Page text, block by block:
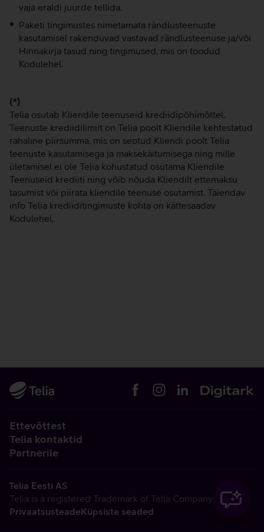
vaja eraldi juurde tellida.
Paketi tingimustes nimetamata rändlusteenuste
kasutamisel rakenduvad vastavad rändlusteenuse ja/või
Hinnakirja tasud ning tingimused, mis on toodud
Kodulehel.
(*)
Telia osutab Kliendile teenuseid krediidipõhimõttel.
Teenuste krediidilimiit on Telia poolt Kliendile kehtestatud
rahaline piirsumma, mis on seotud Kliendi poolt Telia
teenuste kasutamisega ja maksekäitumisega ning mille
ületamisel ei ole Telia kohustatud osutama Kliendile
Teenuseid krediiti ning võib nõuda Kliendilt ettemaksu
tasumist või piirata kliendile teenuse osutamist. Täiendav
info Telia krediiditingimuste kohta on kättesaadav
Kodulehel.
Ettevõttest
Telia kontaktid
Partnerile
Telia Eesti AS
Telia is a registered Trademark of Telia Company AB
PrivaatsusteadeKüpsiste seaded